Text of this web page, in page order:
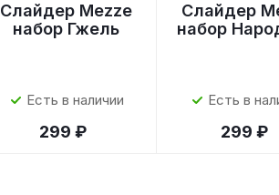
Слайдер Mezze
набор Гжель
Есть в наличии
299 ₽
Слайдер
набор
Есть в
299 ₽